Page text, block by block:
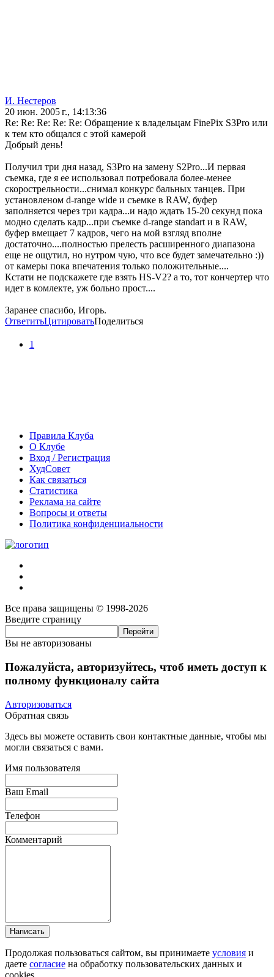
И. Нестеров
20 июн. 2005 г., 14:13:36
Re: Re: Re: Re: Re: Обращение к владельцам FinePix S3Pro или
к тем кто общался с этой камерой
Добрый день!
Получил три дня назад, S3Pro на замену S2Pro...И первая
съемка, где я ее использовал потребовала более-менее
скорострельности...снимал конкурс бальных танцев. При
установленом d-range wide и съемке в RAW, буфер
заполняется через три кадра...и надо ждать 15-20 секунд пока
модно сделать кадр...при съемке d-range standart и в RAW,
буфер вмещает 7 кадров, чего на мой взгляд вполне
достаточно....полностью прелесть расширенного диапазона
еще не ощутил, но нутром чую, что все будет замечательно :))
от камеры пока впечатения только положительные....
Кстати не подскажете где взять HS-V2? а то, тот кончертер что
идет в комлекте, уж больно прост....
Заранее спасибо, Игорь.
ОтветитьЦитироватьПоделиться
1
Правила Клуба
О Клубе
Вход / Регистрация
ХудСовет
Как связаться
Статистика
Реклама на сайте
Вопросы и ответы
Политика конфиденциальности
Все права защищены © 1998-2026
Введите страницу
Вы не авторизованы
Пожалуйста, авторизуйтесь, чтоб иметь доступ к
полному функционалу сайта
Авторизоваться
Обратная связь
Здесь вы можете оставить свои контактные данные, чтобы мы
могли связаться с вами.
Имя пользователя
Ваш Email
Телефон
Комментарий
Написать
Продолжая пользоваться сайтом, вы принимаете условия и
даете согласие на обработку пользовательских данных и
cookies.